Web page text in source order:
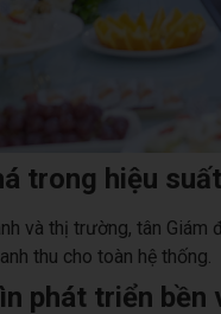
trong hiệu
và thị trường, tân
thu cho toàn hệ thống.
phát triển bền